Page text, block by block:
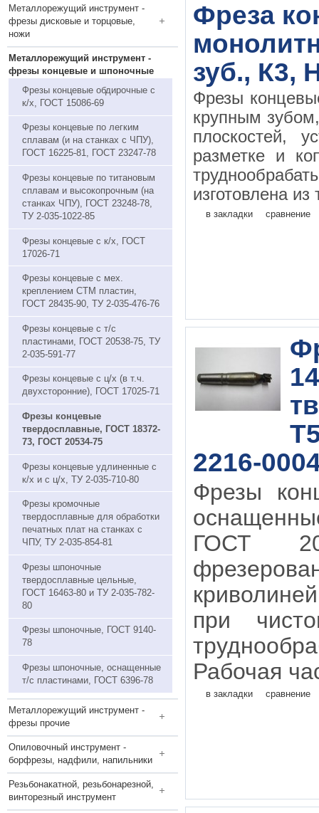
Металлорежущий инструмент -
фрезы дисковые и торцовые,
ножи
Металлорежущий инструмент -
фрезы концевые и шпоночные
Фрезы концевые обдирочные с
к/х, ГОСТ 15086-69
Фрезы концевые по легким
сплавам (и на станках с ЧПУ),
ГОСТ 16225-81, ГОСТ 23247-78
Фрезы концевые по титановым
сплавам и высокопрочным (на
станках ЧПУ), ГОСТ 23248-78,
ТУ 2-035-1022-85
Фрезы концевые с к/х, ГОСТ
17026-71
Фрезы концевые с мех.
креплением СТМ пластин,
ГОСТ 28435-90, ТУ 2-035-476-76
Фрезы концевые с т/с
пластинами, ГОСТ 20538-75, ТУ
2-035-591-77
Фрезы концевые с ц/х (в т.ч.
двухсторонние), ГОСТ 17025-71
Фрезы концевые
твердосплавные, ГОСТ 18372-
73, ГОСТ 20534-75
Фрезы концевые удлиненные с
к/х и с ц/х, ТУ 2-035-710-80
Фрезы кромочные
твердосплавные для обработки
печатных плат на станках с
ЧПУ, ТУ 2-035-854-81
Фрезы шпоночные
твердосплавные цельные,
ГОСТ 16463-80 и ТУ 2-035-782-
80
Фрезы шпоночные, ГОСТ 9140-
78
Фрезы шпоночные, оснащенные
т/с пластинами, ГОСТ 6396-78
Металлорежущий инструмент -
фрезы прочие
Опиловочный инструмент -
борфрезы, надфили, напильники
Резьбонакатной, резьбонарезной,
винторезный инструмент
Фреза
зуб., К3,
Фрезы
крупным
плоскостей,
разметке и
изготовлена из
в закладки сравнение
2216-
Фрезы
ГОСТ
при
Рабочая
в закладки сравнение